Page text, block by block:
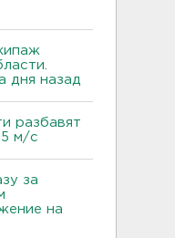
дня назад
разбавят
м/с
за
на